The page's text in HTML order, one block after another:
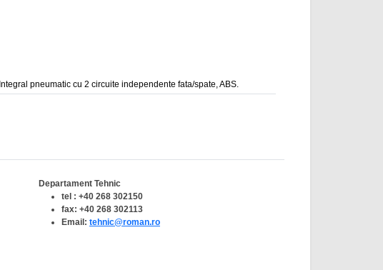
Integral pneumatic cu 2 circuite independente fata/spate, ABS.
Departament Tehnic
tel : +40 268 302150
fax: +40 268 302113
Email: tehnic@roman.ro